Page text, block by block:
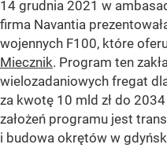
14 grudnia 2021 w
firma Navantia
wojennych F100, które
Miecznik. Program ten
wielozadaniowych fregat
za kwotę 10 mld zł do
założeń programu jest
i budowa okrętów w